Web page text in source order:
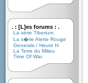
. : [L]es forums : .
La série Tiberium
La s�rie Alerte Rouge
Generals / Heure H
La Terre du Milieu
Time Of War